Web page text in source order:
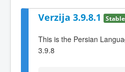
Verzija 3.9.8.1 Stable
This is the Persian
3.9.8